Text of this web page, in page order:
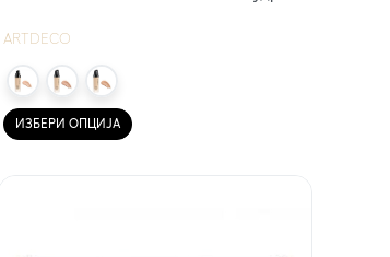
ARTDECO
ИЗБЕРИ ОПЦИЈА